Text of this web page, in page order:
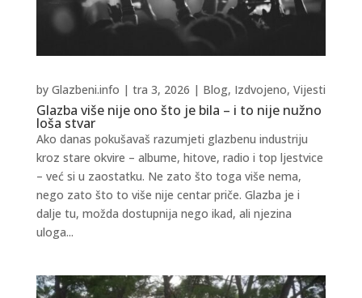
Glazba više nije ono što je bila – i to nije nužno
loša stvar
by Glazbeni.info | tra 3, 2026 | Blog, Izdvojeno, Vijesti
Ako danas pokušavaš razumjeti glazbenu industriju
kroz stare okvire – albume, hitove, radio i top ljestvice
– već si u zaostatku. Ne zato što toga više nema,
nego zato što to više nije centar priče. Glazba je i
dalje tu, možda dostupnija nego ikad, ali njezina
uloga...